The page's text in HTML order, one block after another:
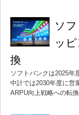
ソ
ッ
換
ソフトバンクは2025年
中計では2030年度に営
ARPU向上戦略への転換